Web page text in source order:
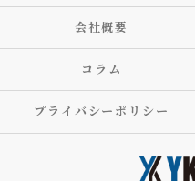
会社概要
コラム
プライバシーポリシー